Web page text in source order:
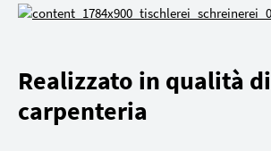
Realizzato in qualità di
carpenteria